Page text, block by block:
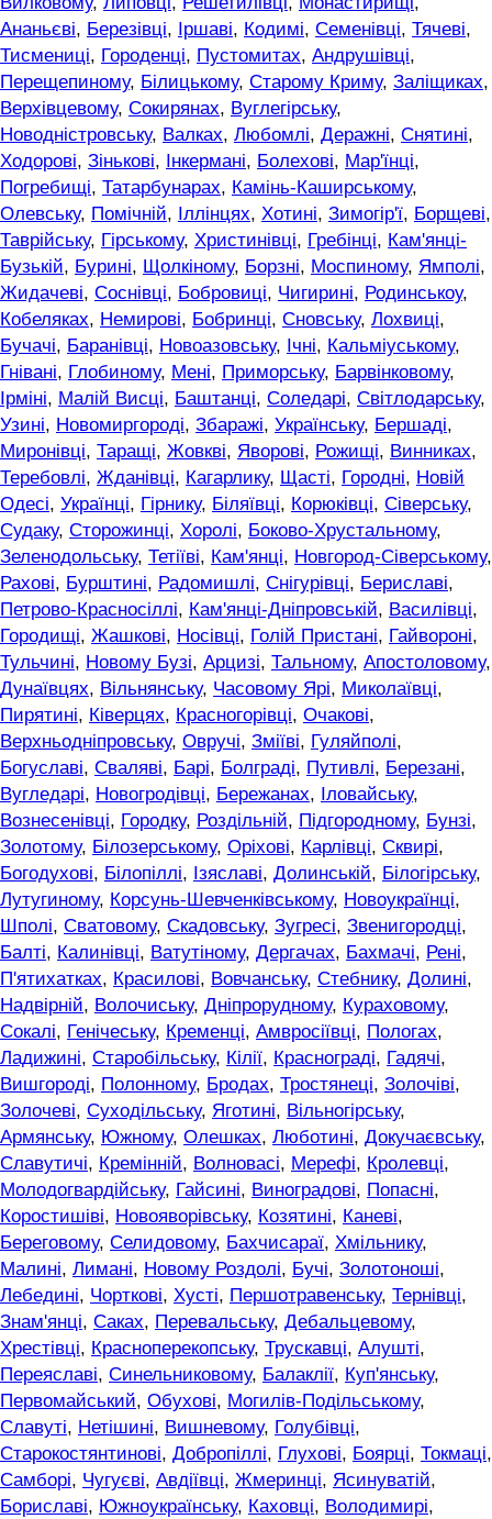
Ананьєві, Березівці, Іршаві, Кодимі, Семенівці, Тячеві,
Тисмениці, Городенці, Пустомитах, Андрушівці,
Перещепиному, Білицькому, Старому Криму, Заліщиках,
Верхівцевому, Сокирянах, Вуглегірську,
Новодністровську, Валках, Любомлі, Деражні, Снятині,
Ходорові, Зінькові, Інкермані, Болехові, Мар'їнці,
Погребищі, Татарбунарах, Камінь-Каширському,
Олевську, Помічній, Іллінцях, Хотині, Зимогір'ї, Борщеві,
Таврійську, Гірському, Христинівці, Гребінці, Кам'янці-
Бузькій, Бурині, Щолкіному, Борзні, Моспиному, Ямполі,
Жидачеві, Соснівці, Бобровиці, Чигирині, Родинськоу,
Кобеляках, Немирові, Бобринці, Сновську, Лохвиці,
Бучачі, Баранівці, Новоазовську, Ічні, Кальміуському,
Гнівані, Глобиному, Мені, Приморську, Барвінковому,
Ірміні, Малій Висці, Баштанці, Соледарі, Світлодарську,
Узині, Новомиргороді, Збаражі, Українську, Бершаді,
Миронівці, Таращі, Жовкві, Яворові, Рожищі, Винниках,
Теребовлі, Жданівці, Кагарлику, Щасті, Городні, Новій
Одесі, Українці, Гірнику, Біляївці, Корюківці, Сіверську,
Судаку, Сторожинці, Хоролі, Боково-Хрустальному,
Зеленодольську, Тетіїві, Кам'янці, Новгород-Сіверському,
Рахові, Бурштині, Радомишлі, Снігурівці, Бериславі,
Петрово-Красносіллі, Кам'янці-Дніпровській, Василівці,
Городищі, Жашкові, Носівці, Голій Пристані, Гайвороні,
Тульчині, Новому Бузі, Арцизі, Тальному, Апостоловому,
Дунаївцях, Вільнянську, Часовому Ярі, Миколаївці,
Пирятині, Ківерцях, Красногорівці, Очакові,
Верхньодніпровську, Овручі, Зміїві, Гуляйполі,
Богуславі, Сваляві, Барі, Болграді, Путивлі, Березані,
Вугледарі, Новогродівці, Бережанах, Іловайську,
Вознесенівці, Городку, Роздільній, Підгородному, Бунзі,
Золотому, Білозерському, Оріхові, Карлівці, Сквирі,
Богодухові, Білопіллі, Ізяславі, Долинській, Білогірську,
Лутугиному, Корсунь-Шевченківському, Новоукраїнці,
Шполі, Сватовому, Скадовську, Зугресі, Звенигородці,
Балті, Калинівці, Ватутіному, Дергачах, Бахмачі, Рені,
П'ятихатках, Красилові, Вовчанську, Стебнику, Долині,
Надвірній, Волочиську, Дніпрорудному, Кураховому,
Сокалі, Генічеську, Кременці, Амвросіївці, Пологах,
Ладижині, Старобільську, Кілії, Краснограді, Гадячі,
Вишгороді, Полонному, Бродах, Тростянеці, Золочіві,
Золочеві, Суходільську, Яготині, Вільногірську,
Армянську, Южному, Олешках, Люботині, Докучаєвську,
Славутичі, Кремінній, Волновасі, Мерефі, Кролевці,
Молодогвардійську, Гайсині, Виноградові, Попасні,
Коростишіві, Новояворівську, Козятині, Каневі,
Береговому, Селидовому, Бахчисараї, Хмільнику,
Малині, Лимані, Новому Роздолі, Бучі, Золотоноші,
Лебедині, Чорткові, Хусті, Першотравенську, Тернівці,
Знам'янці, Саках, Перевальську, Дебальцевому,
Хрестівці, Красноперекопську, Трускавці, Алушті,
Переяславі, Синельниковому, Балаклії, Куп'янську,
Первомайський, Обухові, Могилів-Подільському,
Славуті, Нетішині, Вишневому, Голубівці,
Старокостянтинові, Добропіллі, Глухові, Боярці, Токмаці,
Самборі, Чугуєві, Авдіївці, Жмеринці, Ясинуватій,
Бориславі, Южноукраїнську, Каховці, Володимирі,